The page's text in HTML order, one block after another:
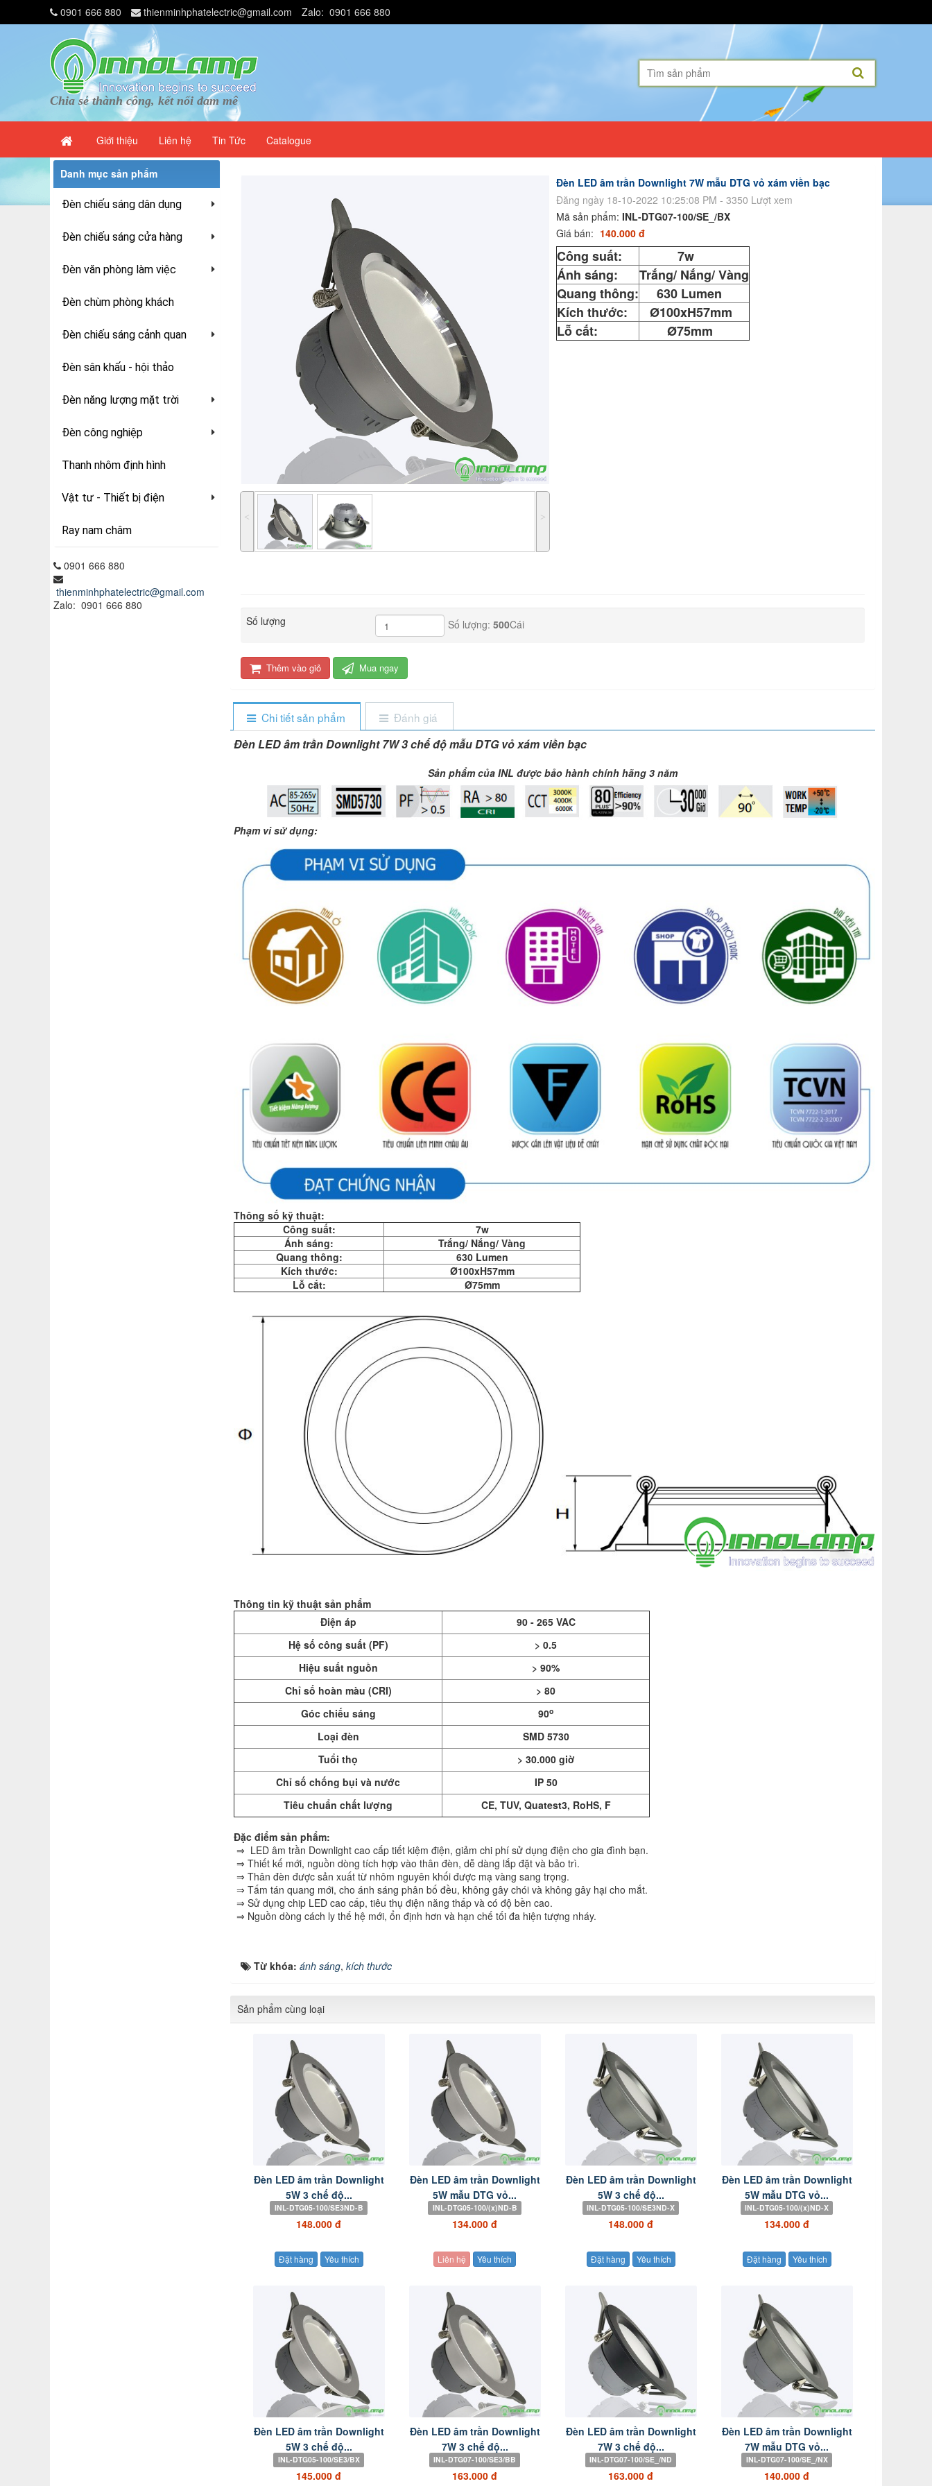
0901 666 880 thienminhphatelectric@gmail.com Zalo: 0901 666 880
Chia sẻ thành công, kết nối đam mê
Giới thiệu Liên hệ Tin Tức Catalogue
˂ ˃
Đèn LED âm trần Downlight 7W mẫu DTG vỏ xám viền bạc
Đăng ngày 18-10-2022 10:25:08 PM - 3350 Lượt xem
Mã sản phẩm: INL-DTG07-100/SE_/BX
Giá bán: 140.000 đ
Công suất:
7w
Ánh sáng:
Trắng/ Nắng/ Vàng
Quang thông: 630 Lumen
Kích thước:
Ø100xH57mm
Lỗ cắt:
Ø75mm
Số lượng Số lượng:500Cái
Thêm vào giỏ Mua ngay
Chi tiết sản phẩm Đánh giá
Đèn LED âm trần Downlight 7W 3 chế độ mẫu DTG vỏ xám viền bạc
Sản phẩm của INL được bảo hành chính hãng 3 năm
Phạm vi sử dụng:
Thông số kỹ thuật:
Công suất:
7w
Ánh sáng:
Trắng/ Nắng/ Vàng
Quang thông:
630 Lumen
Kích thước:
Ø100xH57mm
Lỗ cắt:
Ø75mm
Thông tin kỹ thuật sản phẩm
Điện áp
90 - 265 VAC
Hệ số công suất (PF)
> 0.5
Hiệu suất nguồn
> 90%
Chỉ số hoàn màu (CRI)
> 80
Góc chiếu sáng
90o
Loại đèn
SMD 5730
Tuổi thọ
> 30.000 giờ
Chỉ số chống bụi và nước
IP 50
Tiêu chuẩn chất lượng
CE, TUV, Quatest3, RoHS, F
Đặc điểm sản phẩm:
⇒ LED âm trần Downlight cao cấp tiết kiệm điện, giảm chi phí sử dụng điện cho gia đình bạn.
⇒ Thiết kế mới, nguồn dòng tích hợp vào thân đèn, dễ dàng lắp đặt và bảo trì.
⇒ Thân đèn được sản xuất từ nhôm nguyên khối được mạ vàng sang trọng.
⇒ Tấm tán quang mới, cho ánh sáng phân bố đều, không gây chói và không gây hại cho mắt.
⇒ Sử dụng chip LED cao cấp, tiêu thụ điện năng thấp và có độ bền cao.
⇒ Nguồn dòng cách ly thế hệ mới, ổn định hơn và hạn chế tối đa hiện tượng nháy.
Từ khóa: ánh sáng, kích thước
Sản phẩm cùng loại
Đèn LED âm trần Downlight
5W 3 chế độ...
INL-DTG05-100/SE3ND-B
148.000 đ
Đặt hàng Yêu thích
Đèn LED âm trần Downlight
5W mẫu DTG vỏ...
INL-DTG05-100/(x)ND-B
134.000 đ
Liên hệ Yêu thích
Đèn LED âm trần Downlight
5W 3 chế độ...
INL-DTG05-100/SE3ND-X
148.000 đ
Đặt hàng Yêu thích
Đèn LED âm trần Downlight
5W mẫu DTG vỏ...
INL-DTG05-100/(x)ND-X
134.000 đ
Đặt hàng Yêu thích
Đèn LED âm trần Downlight
5W 3 chế độ...
INL-DTG05-100/SE3/BX
145.000 đ
Đèn LED âm trần Downlight
7W 3 chế độ...
INL-DTG07-100/SE3/BB
163.000 đ
Đèn LED âm trần Downlight
7W 3 chế độ...
INL-DTG07-100/SE_/ND
163.000 đ
Đèn LED âm trần Downlight
7W mẫu DTG vỏ...
INL-DTG07-100/SE_/NX
140.000 đ
Danh mục sản phẩm
Đèn chiếu sáng dân dụng
Đèn chiếu sáng cửa hàng
Đèn văn phòng làm việc
Đèn chùm phòng khách
Đèn chiếu sáng cảnh quan
Đèn sân khấu - hội thảo
Đèn năng lượng mặt trời
Đèn công nghiệp
Thanh nhôm định hình
Vật tư - Thiết bị điện
Ray nam châm
0901 666 880
thienminhphatelectric@gmail.com
Zalo: 0901 666 880